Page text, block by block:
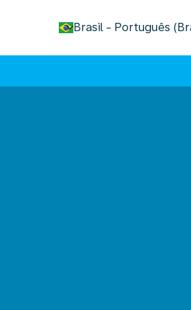
Brasil - Português
keyboard_arrow_down